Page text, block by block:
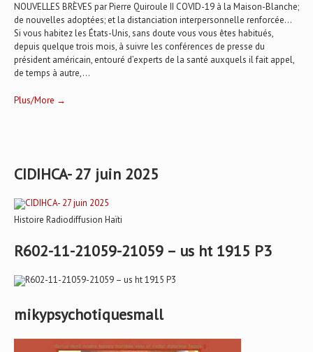
NOUVELLES BRÈVES par Pierre Quiroule II COVID-19 à la Maison-Blanche;
de nouvelles adoptées; et la distanciation interpersonnelle renforcée...
Si vous habitez les États-Unis, sans doute vous vous êtes habitués,
depuis quelque trois mois, à suivre les conférences de presse du
président américain, entouré d’experts de la santé auxquels il fait appel,
de temps à autre,...
Plus/More →
CIDIHCA- 27 juin 2025
Histoire Radiodiffusion Haïti
R602-11-21059-21059 – us ht 1915 P3
mikypsychotiquesmall